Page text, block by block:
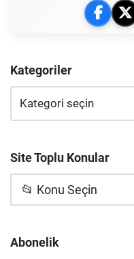
Kategoriler
Site Toplu Konular
📂 Konu Seçin
Abonelik